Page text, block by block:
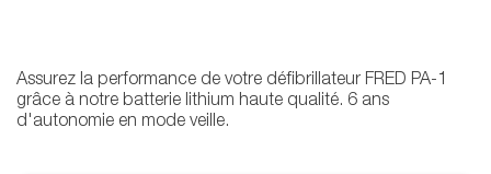
Assurez la performance de votre défibrillateur FRED PA-1
grâce à notre batterie lithium haute qualité. 6 ans
d'autonomie en mode veille.